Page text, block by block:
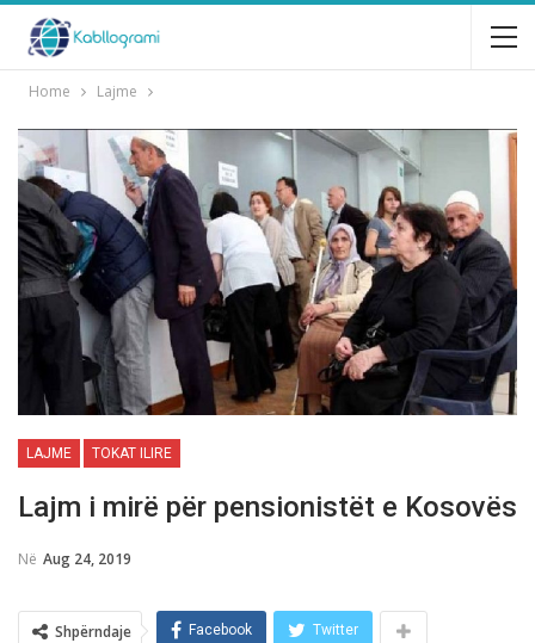
Home Lajme
LAJME TOKAT ILIRE
Lajm i mirë për pensionistët e Kosovës
Në Aug 24, 2019
Shpërndaje Facebook Twitter